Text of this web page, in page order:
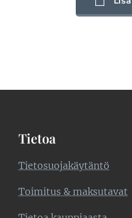
Tietoa
Tietosuojakäytäntö
Toimitus & maksutavat